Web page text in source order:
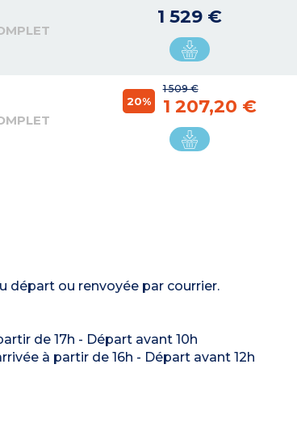
1 529 €
1 509 €
20% 1 207,20 €
départ ou renvoyée par courrier.
de 17h - Départ avant 10h
à partir de 16h - Départ avant 12h